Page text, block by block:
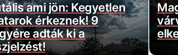
ami jön: Kegyetlen
érkeznek! 9
adták ki a